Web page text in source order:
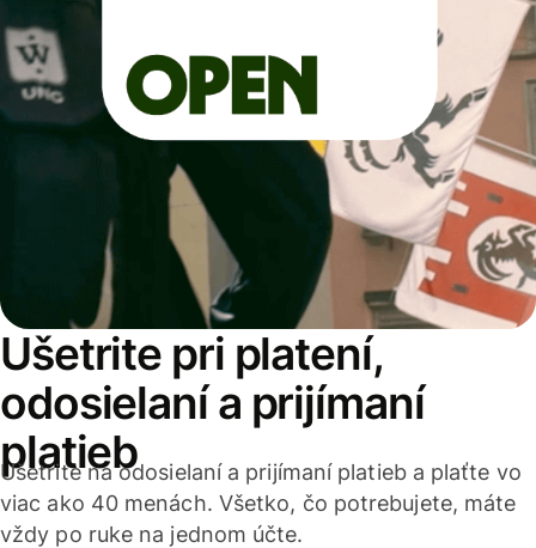
Ušetrite pri platení,
odosielaní a prijímaní
platieb
Ušetrite na odosielaní a prijímaní platieb a plaťte vo
viac ako 40 menách. Všetko, čo potrebujete, máte
vždy po ruke na jednom účte.